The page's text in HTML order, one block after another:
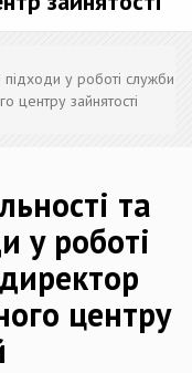
підходи у роботі служби
центру зайнятості
та
у роботі
центру